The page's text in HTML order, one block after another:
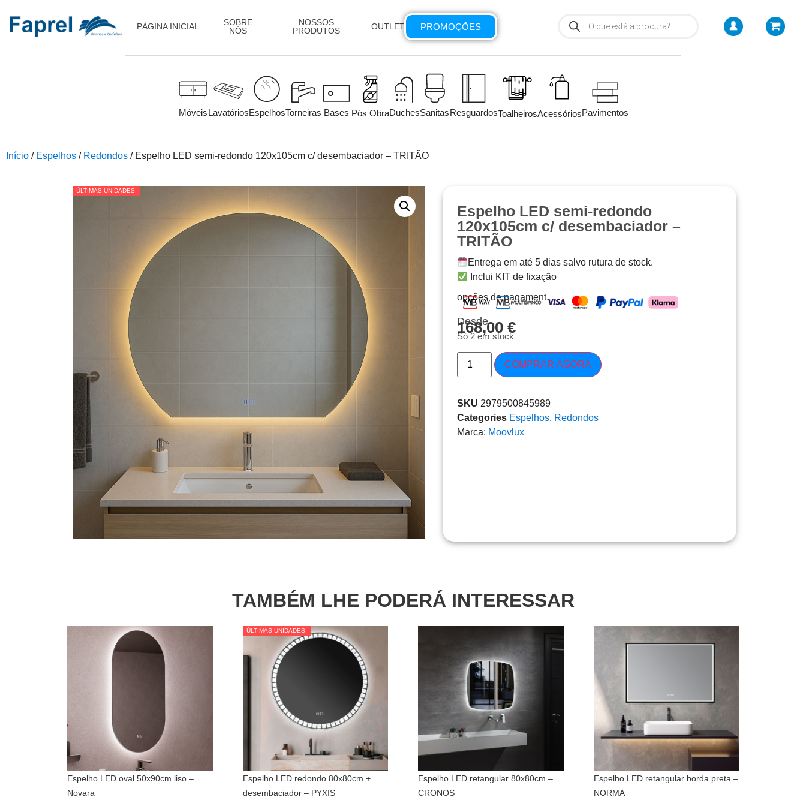
PÁGINA INICIAL
SOBRE
NÓS
NOSSOS
PRODUTOS
OUTLET PROMOÇÕES
MóveisLavatóriosEspelhosTorneiras Bases Pós ObraDuchesSanitasResguardosToalheirosAcessóriosPavimentos
Início / Espelhos / Redondos / Espelho LED semi-redondo 120x105cm c/ desembaciador – TRITÃO
ÚLTIMAS UNIDADES!
Espelho LED semi-redondo
120x105cm c/ desembaciador –
TRITÃO
Entrega em até 5 dias salvo rutura de stock.
Inclui KIT de fixação
opções de pagamento
Desde
168,00 €
Só 2 em stock
COMPRAR AGORA
SKU 2979500845989
Categories Espelhos, Redondos
Marca: Moovlux
TAMBÉM LHE PODERÁ INTERESSAR
Espelho LED oval 50x90cm liso –
Novara
ÚLTIMAS UNIDADES!
ÚLTIMAS UNIDADES!
Espelho LED redondo 80x80cm +
desembaciador – PYXIS
Espelho LED retangular 80x80cm –
CRONOS
Espelho LED retangular borda preta –
NORMA